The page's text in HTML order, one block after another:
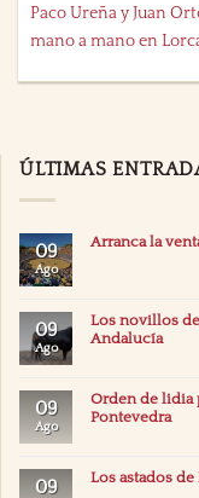
Paco Ureña y Juan
mano a mano en
ÚLTIMAS
09
Ago
Arranca la
09
Ago
Los novillos
Andalucía
09
Ago
Orden de lidia
Pontevedra
09 Los astados de